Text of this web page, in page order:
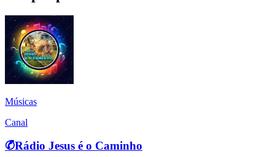
Músicas
Canal
✆͆Rádio Jesus é o Caminho